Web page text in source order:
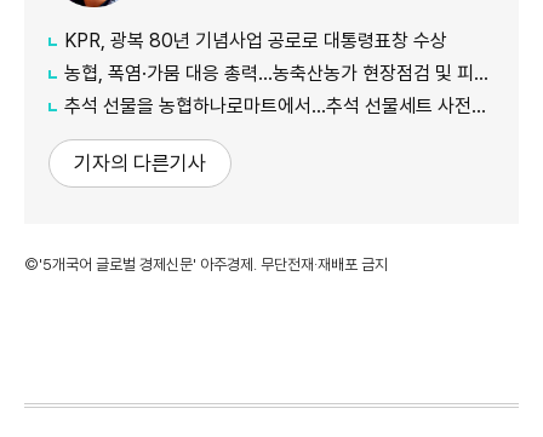
KPR, 광복 80년 기념사업 공로로 대통령표창 수상
농협, 폭염·가뭄 대응 총력...농축산농가 현장점검 및 피해 예방 강화
추석 선물을 농협하나로마트에서…추석 선물세트 사전예약 실시
기자의 다른기사
©'5개국어 글로벌 경제신문' 아주경제. 무단전재·재배포 금지